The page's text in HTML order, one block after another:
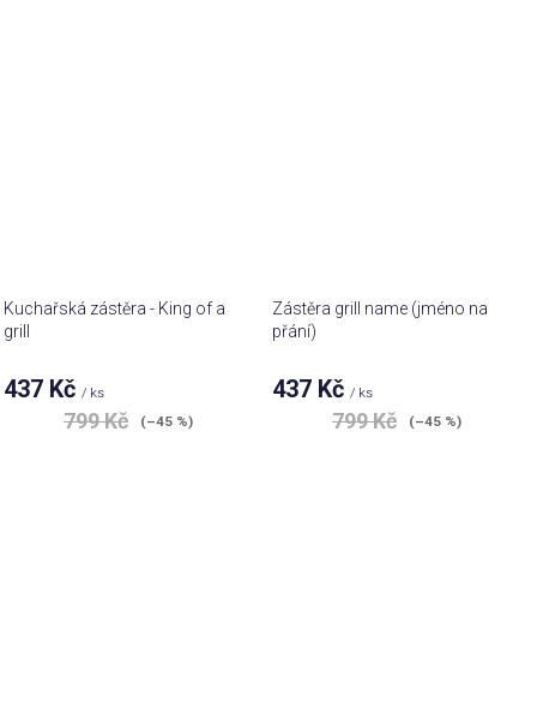
Kuchařská zástěra - King of a
grill
437 Kč/ ks
799 Kč (–45 %)
Zástěra grill name (jméno na
přání)
437 Kč/ ks
799 Kč (–45 %)